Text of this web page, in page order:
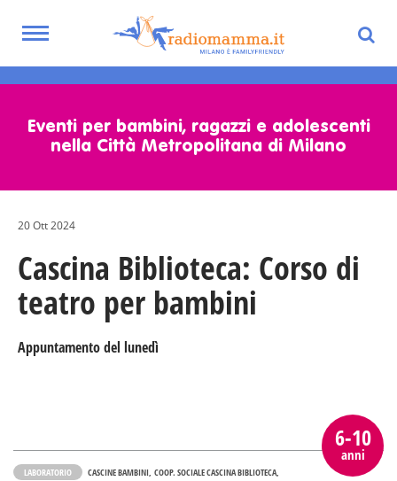
content
Toggle
Eventi per bambini, ragazzi e adolescenti
nella Città Metropolitana di Milano
20 Ott 2024
Cascina Biblioteca: Corso di
teatro per bambini
Appuntamento del lunedì
6-10
anni
LABORATORIO CASCINE BAMBINI COOP. SOCIALE CASCINA BIBLIOTECA